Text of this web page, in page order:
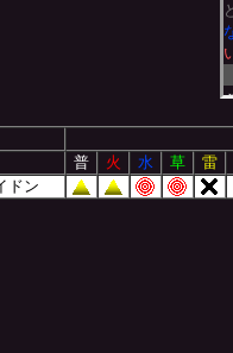
普 火 水 草
雷
ドン